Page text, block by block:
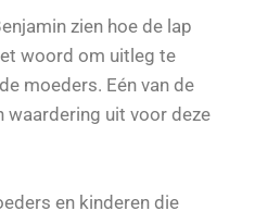
zien hoe de lap
woord om uitleg te
moeders. Eén van de
waardering uit voor deze
en kinderen die